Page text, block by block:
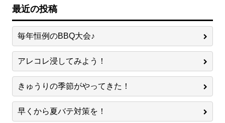
最近の投稿
毎年恒例のBBQ大会♪
アレコレ浸してみよう！
きゅうりの季節がやってきた！
早くから夏バテ対策を！